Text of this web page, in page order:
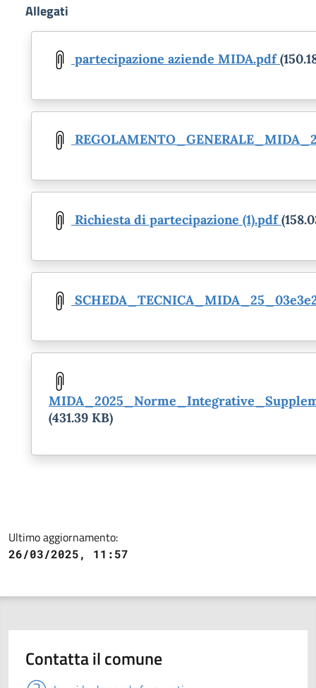
Allegati
partecipazione aziende MIDA.pdf
Richiesta di partecipazione (1).pdf
(431.39 KB)
Ultimo aggiornamento:
26/03/2025, 11:57
Contatta il comune